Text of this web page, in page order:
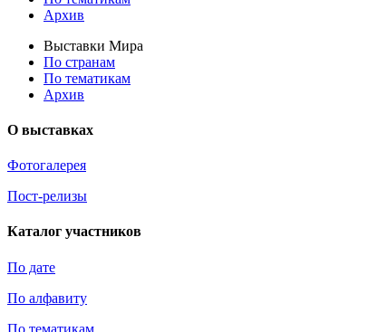
Архив
Выставки Мира
По странам
По тематикам
Архив
О выставках
Фотогалерея
Пост-релизы
Каталог участников
По дате
По алфавиту
По тематикам